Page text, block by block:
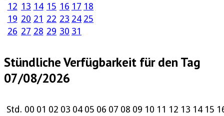
12 13 14 15 16 17 18
19 20 21 22 23 24 25
26 27 28 29 30 31
Stündliche Verfügbarkeit für den Tag
07/08/2026
Std. 00 01 02 03 04 05 06 07 08 09 10 11 12 13 14 15